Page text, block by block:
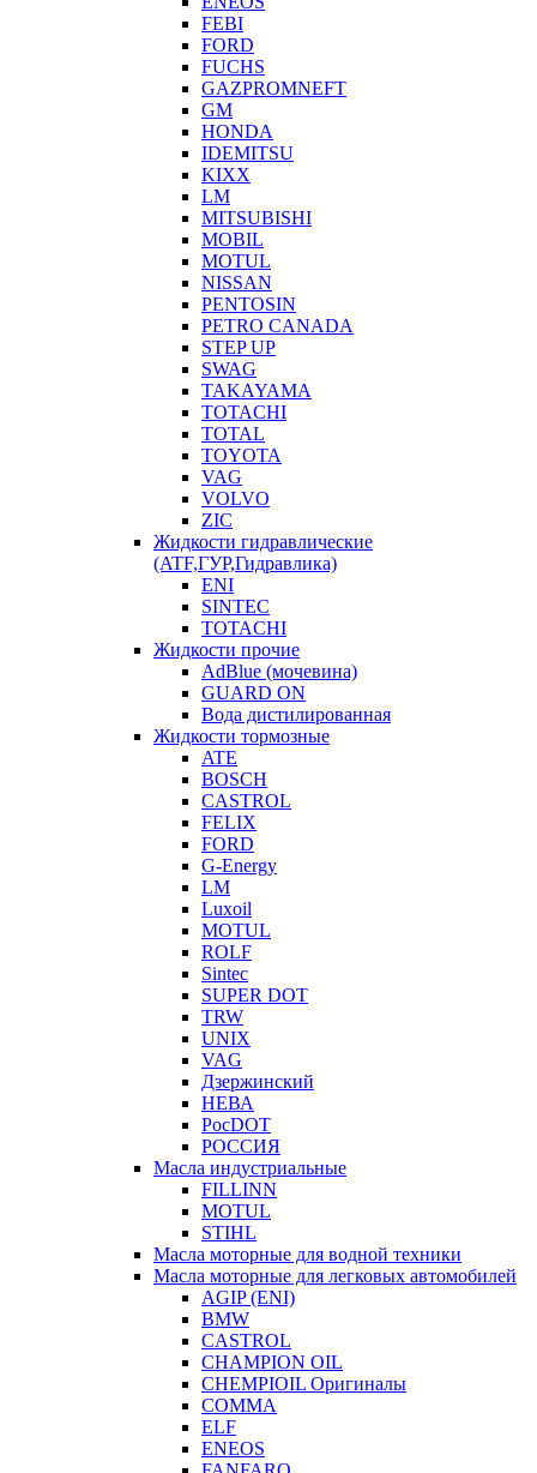
FEBI
FORD
FUCHS
GAZPROMNEFT
GM
HONDA
IDEMITSU
KIXX
LM
MITSUBISHI
MOBIL
MOTUL
NISSAN
PENTOSIN
PETRO CANADA
STEP UP
SWAG
TAKAYAMA
TOTACHI
TOTAL
TOYOTA
VAG
VOLVO
ZIC
Жидкости гидравлические
(ATF,ГУР,Гидравлика)
ENI
SINTEC
TOTACHI
Жидкости прочие
AdBlue (мочевина)
GUARD ON
Вода дистилированная
Жидкости тормозные
ATE
BOSCH
CASTROL
FELIX
FORD
G-Energy
LM
Luxoil
MOTUL
ROLF
Sintec
SUPER DOT
TRW
UNIX
VAG
Дзержинский
НЕВА
РосDOT
РОССИЯ
Масла индустриальные
FILLINN
MOTUL
STIHL
Масла моторные для водной техники
Масла моторные для легковых автомобилей
AGIP (ENI)
BMW
CASTROL
CHAMPION OIL
CHEMPIOIL Оригиналы
COMMA
ELF
ENEOS